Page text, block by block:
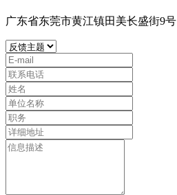
广东省东莞市黄江镇田美长盛街9号